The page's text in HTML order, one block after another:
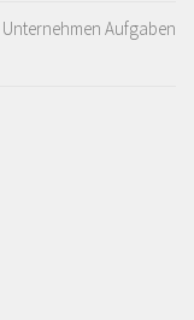
Aufgaben